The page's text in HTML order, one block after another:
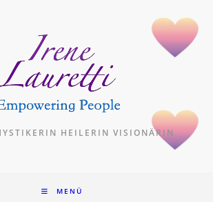
HEILERIN VISIONÄRIN
MENÜ